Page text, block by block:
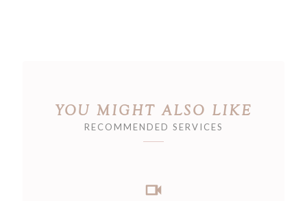
YOU MIGHT ALSO LIKE
RECOMMENDED SERVICES